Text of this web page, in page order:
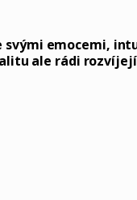
emocemi,
ale rádi